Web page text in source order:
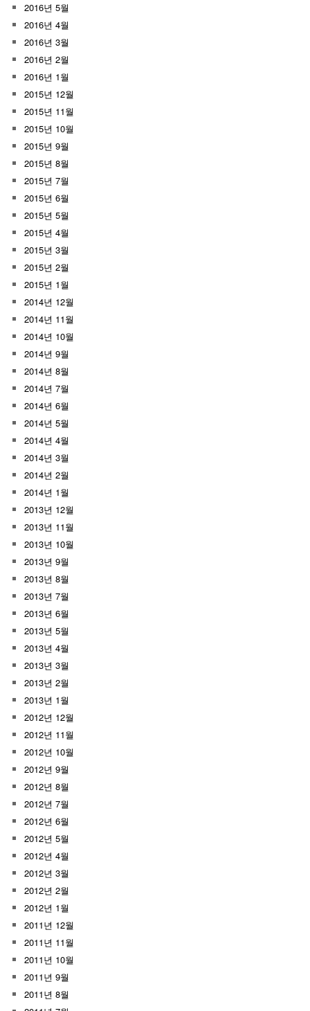
2016년 5월
2016년 4월
2016년 3월
2016년 2월
2016년 1월
2015년 12월
2015년 11월
2015년 10월
2015년 9월
2015년 8월
2015년 7월
2015년 6월
2015년 5월
2015년 4월
2015년 3월
2015년 2월
2015년 1월
2014년 12월
2014년 11월
2014년 10월
2014년 9월
2014년 8월
2014년 7월
2014년 6월
2014년 5월
2014년 4월
2014년 3월
2014년 2월
2014년 1월
2013년 12월
2013년 11월
2013년 10월
2013년 9월
2013년 8월
2013년 7월
2013년 6월
2013년 5월
2013년 4월
2013년 3월
2013년 2월
2013년 1월
2012년 12월
2012년 11월
2012년 10월
2012년 9월
2012년 8월
2012년 7월
2012년 6월
2012년 5월
2012년 4월
2012년 3월
2012년 2월
2012년 1월
2011년 12월
2011년 11월
2011년 10월
2011년 9월
2011년 8월